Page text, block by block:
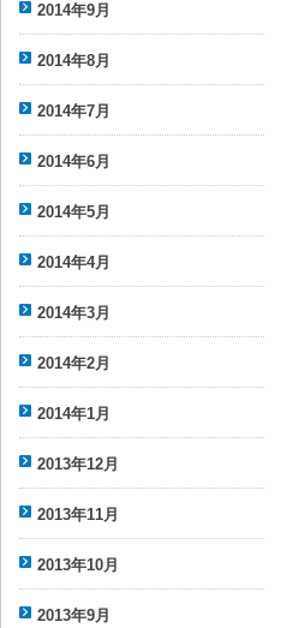
2014年9月
2014年8月
2014年7月
2014年6月
2014年5月
2014年4月
2014年3月
2014年2月
2014年1月
2013年12月
2013年11月
2013年10月
2013年9月